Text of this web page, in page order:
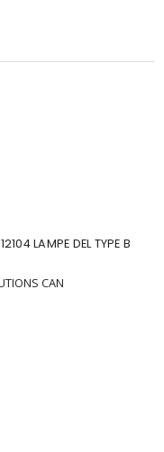
LAMPE DEL TYPE B
CAN